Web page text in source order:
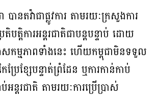
បានតវ៉ាជាផ្លូវការ តាមរយៈក្រសួងការ
តិការអន្តរជាតិជាបន្តបន្ទាប់ ដោយ
កម្មភាពទាំងនេះ ហើយកម្ពុជាមិនទទួល
ប្រែខ្សែបន្ទាត់ព្រំដែន ឬការកាន់កាប់
តរជាតិ តាមរយៈការប្រើប្រាស់